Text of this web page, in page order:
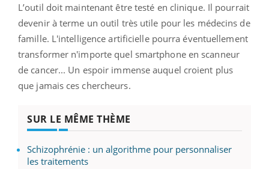
L’outil doit maintenant être testé en clinique. Il pourrait
devenir à terme un outil très utile pour les médecins de
famille. L'intelligence artificielle pourra éventuellement
transformer n'importe quel smartphone en scanneur
de cancer... Un espoir immense auquel croient plus
que jamais ces chercheurs.
SUR LE MÊME THÈME
Schizophrénie : un algorithme pour personnaliser
les traitements